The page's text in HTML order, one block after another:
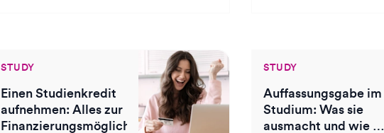
STUDY
Einen Studienkredit
aufnehmen: Alles zur
Finanzierungsmöglichkeit
STUDY
Auffassungsgabe im
Studium: Was sie
ausmacht und wie du